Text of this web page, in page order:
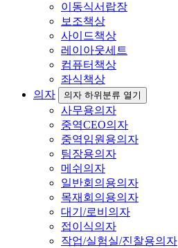
이동식서랍장
보조책상
사이드책상
레이아웃세트
컴퓨터책상
좌식책상
의자
의자 하위분류 열기
사무용의자
중역CEO의자
중역임원용의자
팀장용의자
메쉬의자
일반회의용의자
목재회의용의자
대기/로비의자
접이식의자
작업/실험실/진찰용의자